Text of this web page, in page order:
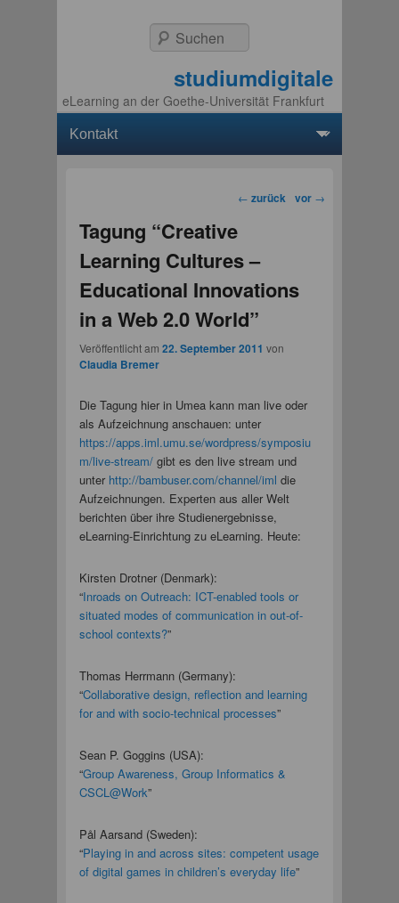
studiumdigitale
eLearning an der Goethe-Universität Frankfurt
Suchen
Beitragsnavigation
← zurück vor →
Tagung “Creative
Learning Cultures –
Educational Innovations
in a Web 2.0 World”
Veröffentlicht am 22. September 2011 von
Claudia Bremer
Die Tagung hier in Umea kann man live oder
als Aufzeichnung anschauen: unter
https://apps.iml.umu.se/wordpress/symposiu
m/live-stream/gibt es den live stream und
unter http://bambuser.com/channel/iml die
Aufzeichnungen. Experten aus aller Welt
berichten über ihre Studienergebnisse,
eLearning-Einrichtung zu eLearning. Heute:
Kirsten Drotner (Denmark):
“Inroads on Outreach: ICT-enabled tools or
situated modes of communication in out-of-
school contexts?”
Thomas Herrmann (Germany):
“Collaborative design, reflection and learning
for and with socio-technical processes”
Sean P. Goggins (USA):
“Group Awareness, Group Informatics &
CSCL@Work”
Pål Aarsand (Sweden):
“Playing in and across sites: competent usage
of digital games in children’s everyday life”